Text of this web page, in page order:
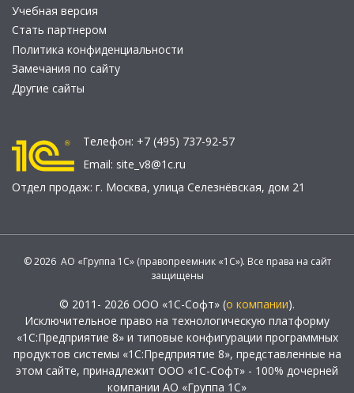
Учебная версия
Стать партнером
Политика конфиденциальности
Замечания по сайту
Другие сайты
Телефон: +7 (495) 737-92-57
Email: site_v8@1c.ru
Отдел продаж: г. Москва, улица Селезнёвская, дом 21
© 2026 АО «Группа 1С» (правопреемник «1С»). Все права на сайт
защищены
© 2011- 2026 ООО «1С-Софт» (о компании).
Исключительное право на технологическую платформу
«1С:Предприятие 8» и типовые конфигурации программных
продуктов системы «1С:Предприятие 8», представленные на
этом сайте, принадлежит ООО «1С-Софт» - 100% дочерней
компании АО «Группа 1С»